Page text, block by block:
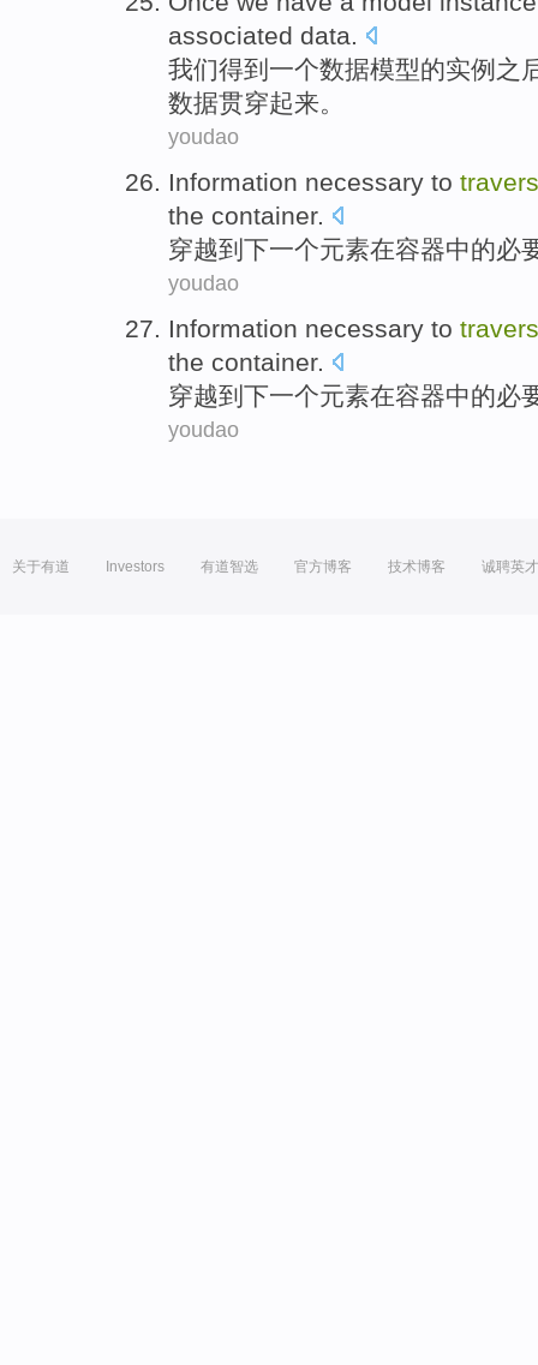
associated data.
我们得到 一个数据模型的实例之
数据贯穿起来。
youdao
Information necessary to
the container.
穿越到 下一个元素在容器中的必
youdao
Information necessary to
the container.
穿越到 下一个元素在容器中的必
youdao
关于有道 Investors 有道智选 官方博客 技术博客 诚聘英才